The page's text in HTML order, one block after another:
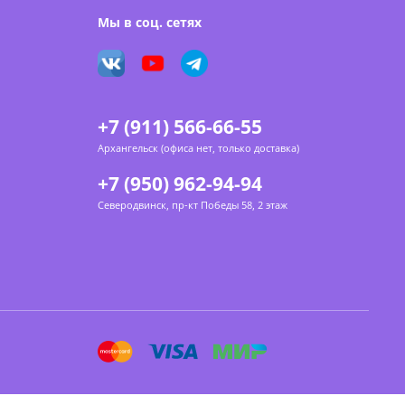
Мы в соц. сетях
+7 (911) 566-66-55
Архангельск (офиса нет, только доставка)
+7 (950) 962-94-94
Северодвинск, пр-кт Победы 58, 2 этаж